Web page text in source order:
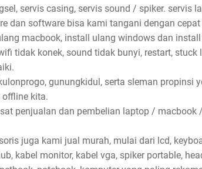
servis casing, servis sound / spiker. servis
dan software bisa kami tangani dengan
macbook, install ulang windows dan
tidak konek, sound tidak bunyi, restart, stuck
gunungkidul, serta sleman propinsi
kita.
penjualan dan pembelian laptop / macbook
juga kami jual murah, mulai dari lcd,
kabel monitor, kabel vga, spiker portable,